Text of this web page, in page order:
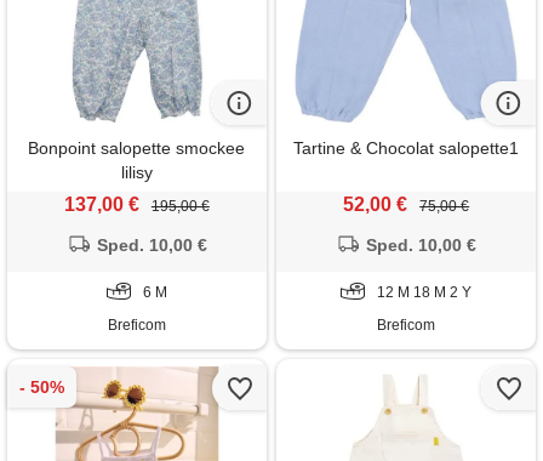
Bonpoint salopette smockee
lilisy
137,00 € 195,00 €
Sped. 10,00 €
6 M
Breficom
Tartine & Chocolat salopette1
52,00 € 75,00 €
Sped. 10,00 €
12 M 18 M 2 Y
Breficom